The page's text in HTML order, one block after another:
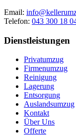
Email:
Telefon: 043 300 18
Dienstleistungen
Privatumzug
Firmenumzug
Reinigung
Lagerung
Entsorgung
Auslandsumzug
Kontakt
Über Uns
Offerte